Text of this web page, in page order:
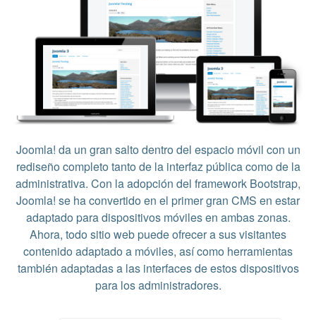
Joomla! da un gran salto dentro del espacio móvil con un
rediseño completo tanto de la interfaz pública como de la
administrativa. Con la adopción del framework Bootstrap,
Joomla! se ha convertido en el primer gran CMS en estar
adaptado para dispositivos móviles en ambas zonas.
Ahora, todo sitio web puede ofrecer a sus visitantes
contenido adaptado a móviles, así como herramientas
también adaptadas a las interfaces de estos dispositivos
para los administradores.